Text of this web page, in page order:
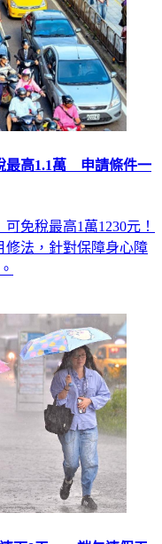
最高1.1萬 申請條件一
免稅最高1萬1230元！
修法，針對保障身心障